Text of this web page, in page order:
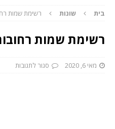
בית שונות רשימת שמות
רשימת שמות
מאי 6, 2020 סגור לתגובות